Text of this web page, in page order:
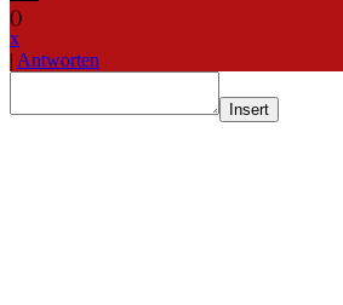
()
x
| Antworten
Insert